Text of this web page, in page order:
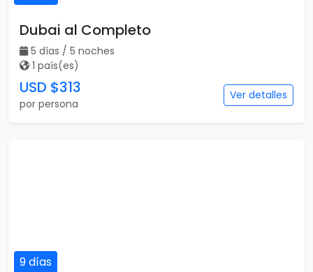
Dubai al Completo
5 días / 5 noches
1 país(es)
USD $313
por persona
Ver detalles
9 días